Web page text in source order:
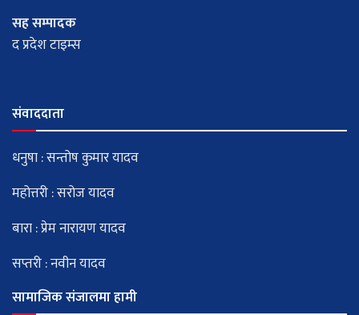
सह सम्पादक
द प्रदेश टाइम्स
संवाददाता
धनुषा : सन्तोष कुमार यादव
महोत्तरी : सरोज यादव
बारा : प्रेम नारायण यादव
सप्तरी : नवीन यादव
सामाजिक संजालमा हामी